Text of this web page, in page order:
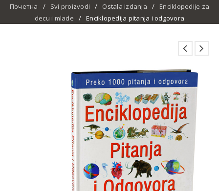
Почетна / Svi proizvodi / Ostala izdanja /
Enciklopedije za
decu i mlade
/ Enciklopedija pitanja i odgovora